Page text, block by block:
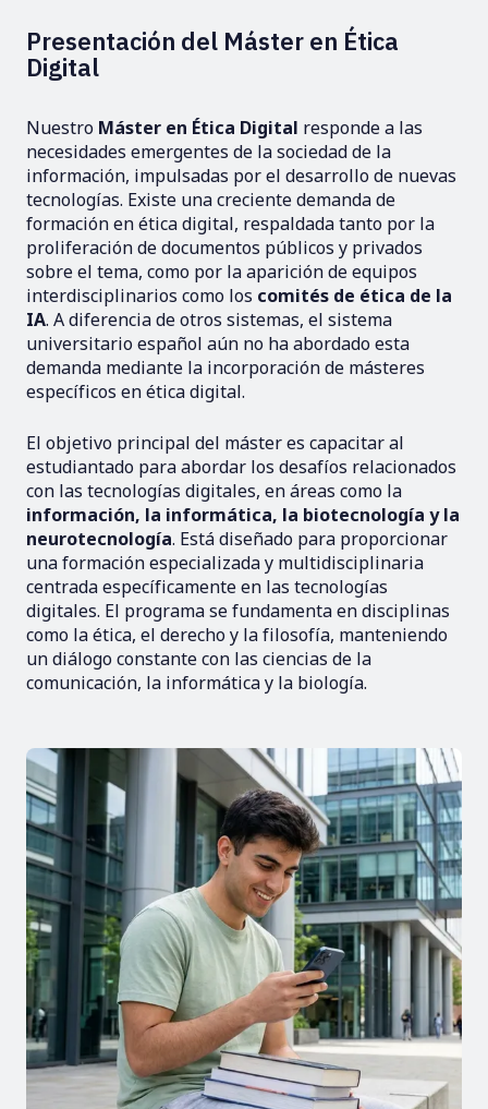
Presentación del Máster en Ética
Digital
Nuestro Máster en Ética Digital responde a las
necesidades emergentes de la sociedad de la
información, impulsadas por el desarrollo de nuevas
tecnologías. Existe una creciente demanda de
formación en ética digital, respaldada tanto por la
proliferación de documentos públicos y privados
sobre el tema, como por la aparición de equipos
interdisciplinarios como los comités de ética de la
IA. A diferencia de otros sistemas, el sistema
universitario español aún no ha abordado esta
demanda mediante la incorporación de másteres
específicos en ética digital.
El objetivo principal del máster es capacitar al
estudiantado para abordar los desafíos relacionados
con las tecnologías digitales, en áreas como la
información, la informática, la biotecnología y la
neurotecnología. Está diseñado para proporcionar
una formación especializada y multidisciplinaria
centrada específicamente en las tecnologías
digitales. El programa se fundamenta en disciplinas
como la ética, el derecho y la filosofía, manteniendo
un diálogo constante con las ciencias de la
comunicación, la informática y la biología.